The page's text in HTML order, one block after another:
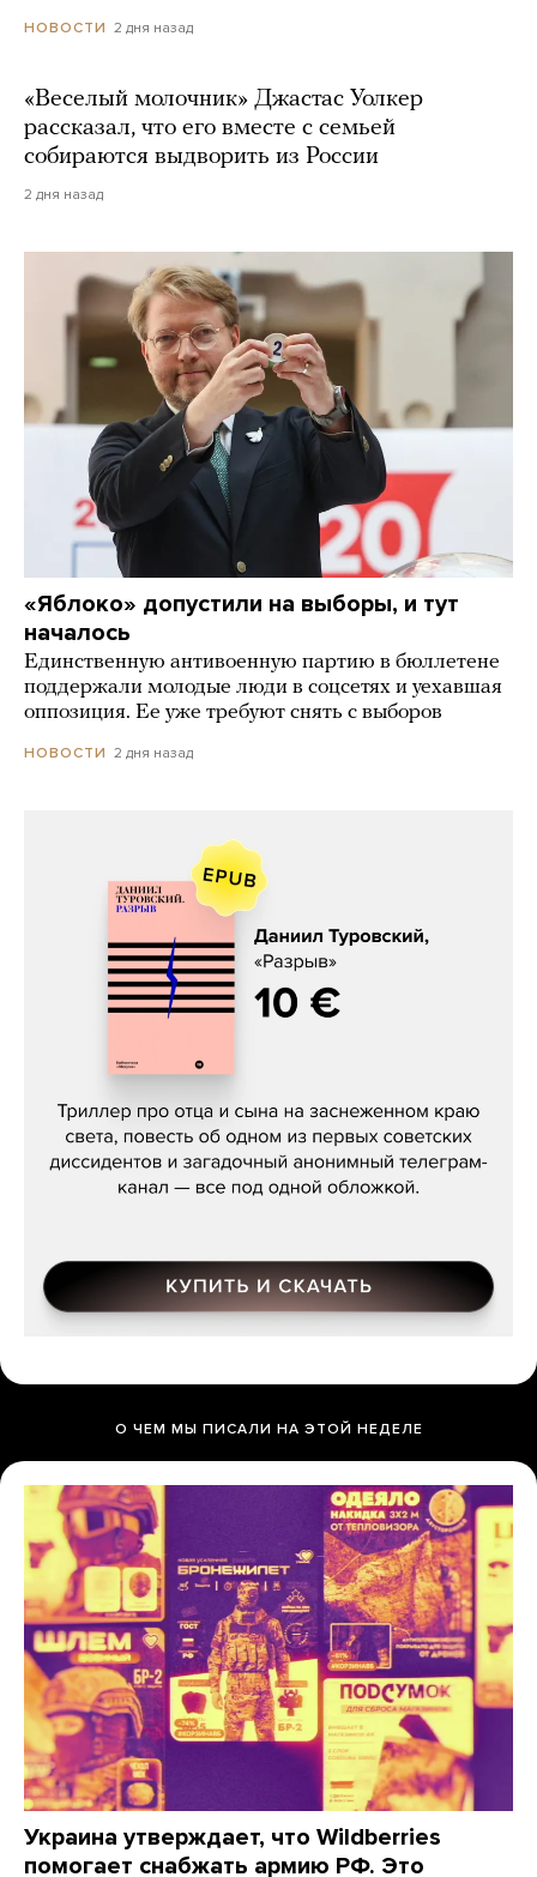
НОВОСТИ 2 дня назад
«Веселый молочник» Джастас Уолкер
рассказал, что его вместе с семьей
собираются выдворить из России
2 дня назад
«Яблоко» допустили на выборы, и тут
началось
Единственную антивоенную партию в бюллетене
поддержали молодые люди в соцсетях и уехавшая
оппозиция. Ее уже требуют снять с выборов
НОВОСТИ 2 дня назад
Даниил Туровский, «Разрыв»
О ЧЕМ МЫ ПИСАЛИ НА ЭТОЙ НЕДЕЛЕ
Украина утверждает, что Wildberries
помогает снабжать армию РФ. Это